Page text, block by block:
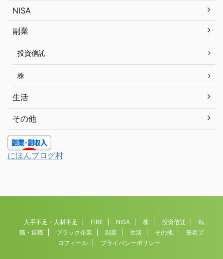
NISA
副業
投資信託
株
生活
その他
にほんブログ村
人手不足・人材不足 FIRE NISA 株 投資信託
転
職・退職
ブラック企業 副業 生活 その他
筆者プ
ロフィール
プライバシーポリシー